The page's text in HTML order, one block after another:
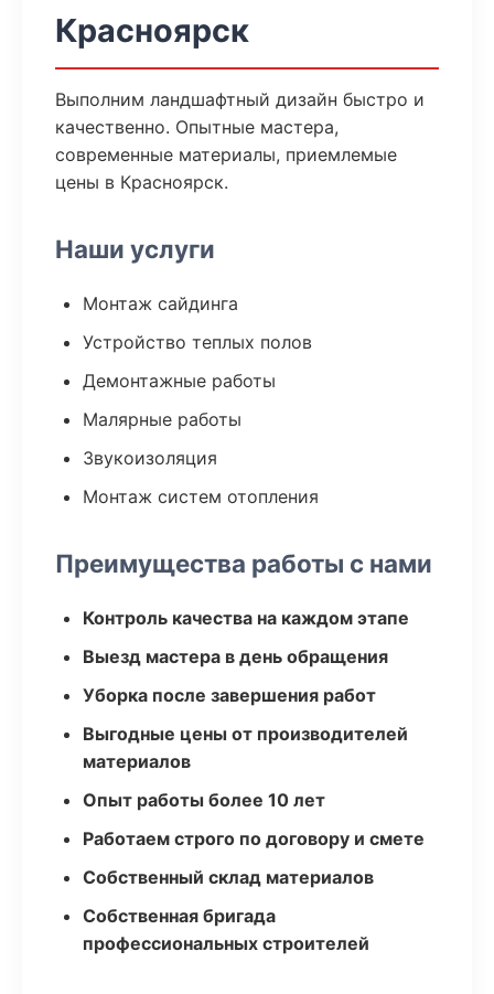
Красноярск
Выполним ландшафтный дизайн быстро и
качественно. Опытные мастера,
современные материалы, приемлемые
цены в Красноярск.
Наши услуги
Монтаж сайдинга
Устройство теплых полов
Демонтажные работы
Малярные работы
Звукоизоляция
Монтаж систем отопления
Преимущества работы с нами
Контроль качества на каждом этапе
Выезд мастера в день обращения
Уборка после завершения работ
Выгодные цены от производителей
материалов
Опыт работы более 10 лет
Работаем строго по договору и смете
Собственный склад материалов
Собственная бригада
профессиональных строителей